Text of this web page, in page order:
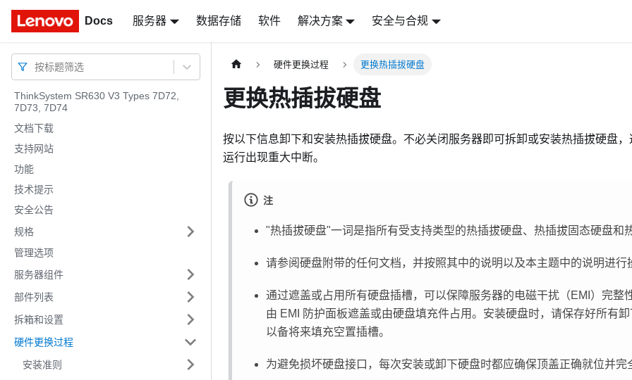
Docs 服务器 数据存储 软件 解决方案 安全与合规
Docs
按标题筛选
ThinkSystem SR630 V3 Types 7D72,
7D73, 7D74
文档下载
支持网站
功能
技术提示
安全公告
规格
管理选项
服务器组件
部件列表
拆箱和设置
硬件更换过程
安装准则
硬件更换过程 更换热插拔硬盘
更换热插拔硬盘
按以下信息卸下和安装热插拔硬盘。不必关闭服务器即可拆卸或安装热插拔硬盘
运行出现重大中断。
注
热插拔硬盘 一词是指所有受支持类型的热插拔硬盘、热插拔固态硬盘和
请参阅硬盘附带的任何文档，并按照其中的说明以及本主题中的说明进行
通过遮盖或占用所有硬盘插槽，可以保障服务器的电磁干扰（EMI）完整
由 EMI 防护面板遮盖或由硬盘填充件占用。安装硬盘时，请保存好所有
以备将来填充空置插槽。
为避免损坏硬盘接口，每次安装或卸下硬盘时都应确保顶盖正确就位并完